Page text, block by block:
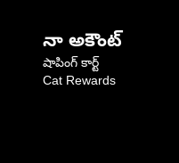
నా అకౌంట్
షాపింగ్ కార్ట్
Cat Rewards